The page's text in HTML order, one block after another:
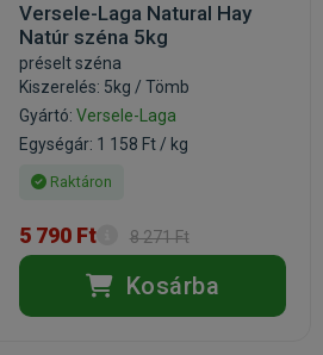
Versele-Laga Natural Hay
Natúr széna 5kg
préselt széna
Kiszerelés: 5kg / Tömb
Gyártó: Versele-Laga
Egységár: 1 158 Ft / kg
Raktáron
5 790 Ft 8 271 Ft
Kosárba